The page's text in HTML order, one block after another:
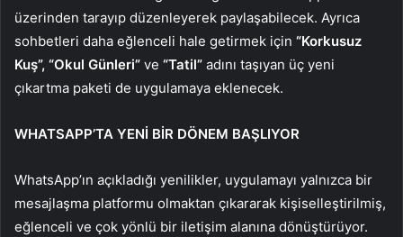
üzerinden tarayıp düzenleyerek paylaşabilecek. Ayrıca
sohbetleri daha eğlenceli hale getirmek için “Korkusuz
Kuş”, “Okul Günleri” ve “Tatil” adını taşıyan üç yeni
çıkartma paketi de uygulamaya eklenecek.
WHATSAPP’TA YENİ BİR DÖNEM BAŞLIYOR
WhatsApp’ın açıkladığı yenilikler, uygulamayı yalnızca bir
mesajlaşma platformu olmaktan çıkararak kişiselleştirilmiş,
eğlenceli ve çok yönlü bir iletişim alanına dönüştürüyor.